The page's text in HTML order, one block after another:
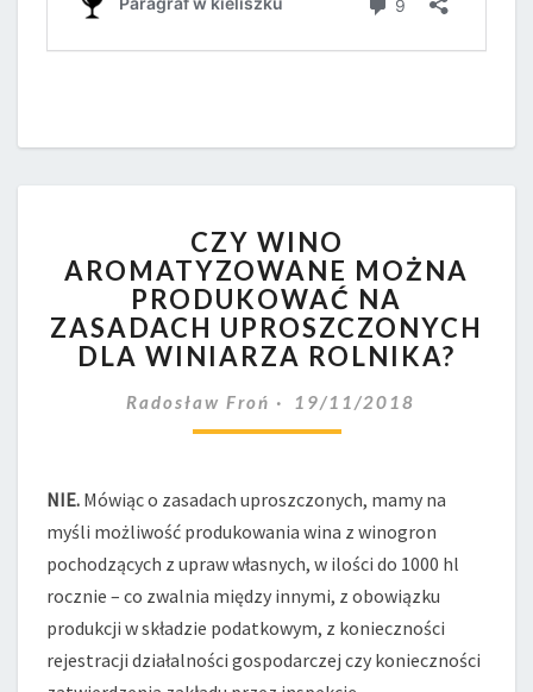
WINO
AROMATYZOWANE
MOŻNA
PRODUKOWAĆ
NA
ZASADACH
UPROSZCZONYCH
DLA
CZY WINO
AROMATYZOWANE MOŻNA
PRODUKOWAĆ NA
ZASADACH UPROSZCZONYCH
DLA WINIARZA ROLNIKA?
Radosław Froń 19/11/2018
NIE. Mówiąc o zasadach uproszczonych, mamy na
myśli możliwość produkowania wina z winogron
pochodzących z upraw własnych, w ilości do 1000 hl
rocznie – co zwalnia między innymi, z obowiązku
produkcji w składzie podatkowym, z konieczności
rejestracji działalności gospodarczej czy konieczności